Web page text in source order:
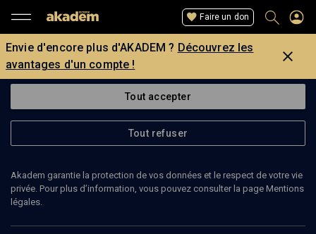
Faire un don
Envie d'encore plus d'AKADEM ? Découvrez les
avantages d'un compte !
Tout accepter
Tout refuser
Akadem garantie la protection de vos données et le respect de votre vie
privée. Pour plus d’information, vous pouvez consulter la page Mentions
légales.